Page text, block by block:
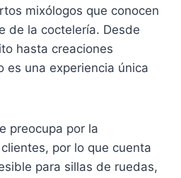
mixólogos que conocen
de la coctelería. Desde
hasta creaciones
es una experiencia única
preocupa por la
por lo que cuenta
para sillas de ruedas,